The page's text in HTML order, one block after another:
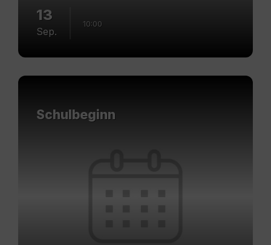
13
Sep.
10:00
Schulbeginn
Mehr